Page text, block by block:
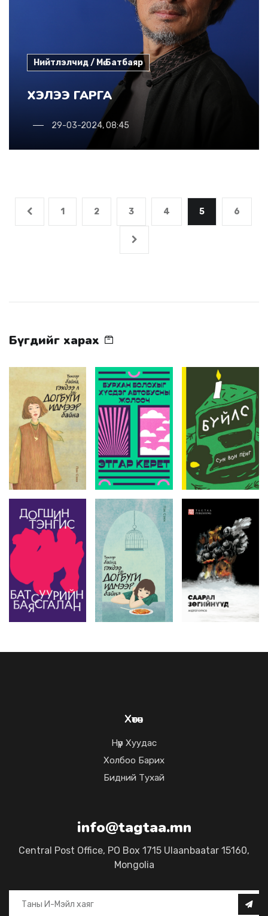
Нийтлэлчид / Мө.Батбаяр
ХЭЛЭЭ ГАРГА
29-03-2024, 08:45
1 2 3 4 5 6
Бүгдийг харах
Хөтөч
Нүүр Хуудас
Холбоо Барих
Бидний Тухай
info@tagtaa.mn
Central Post Office, PO Box 1715 Ulaanbaatar 15160,
Mongolia